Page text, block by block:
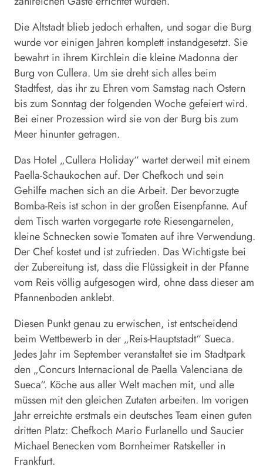
Die Altstadt blieb jedoch erhalten, und sogar die Burg
wurde vor einigen Jahren komplett instandgesetzt. Sie
bewahrt in ihrem Kirchlein die kleine Madonna der
Burg von Cullera. Um sie dreht sich alles beim
Stadtfest, das ihr zu Ehren vom Samstag nach Ostern
bis zum Sonntag der folgenden Woche gefeiert wird.
Bei einer Prozession wird sie von der Burg bis zum
Meer hinunter getragen.
Das Hotel „Cullera Holiday“ wartet derweil mit einem
Paella-Schaukochen auf. Der Chefkoch und sein
Gehilfe machen sich an die Arbeit. Der bevorzugte
Bomba-Reis ist schon in der großen Eisenpfanne. Auf
dem Tisch warten vorgegarte rote Riesengarnelen,
kleine Schnecken sowie Tomaten auf ihre Verwendung.
Der Chef kostet und ist zufrieden. Das Wichtigste bei
der Zubereitung ist, dass die Flüssigkeit in der Pfanne
vom Reis völlig aufgesogen wird, ohne dass dieser am
Pfannenboden anklebt.
Diesen Punkt genau zu erwischen, ist entscheidend
beim Wettbewerb in der „Reis-Hauptstadt“ Sueca.
Jedes Jahr im September veranstaltet sie im Stadtpark
den „Concurs Internacional de Paella Valen­ciana de
Sueca“. Köche aus aller Welt machen mit, und alle
müssen mit den gleichen Zutaten arbeiten. Im vorigen
Jahr erreichte erstmals ein deutsches Team einen guten
dritten Platz: Chefkoch Mario Furlanello und Saucier
Michael Benecken vom Bornheimer Ratskeller in
Frankfurt.